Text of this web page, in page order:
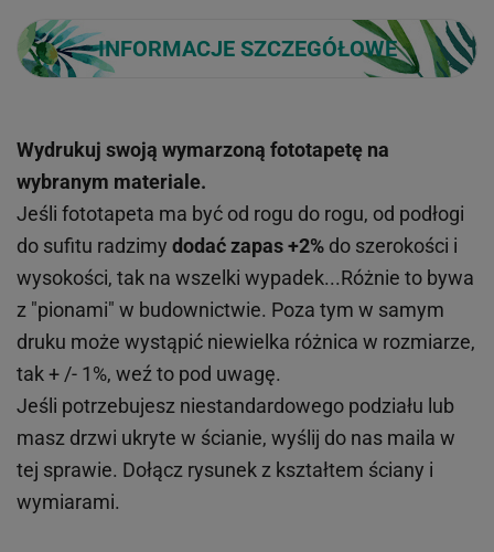
INFORMACJE SZCZEGÓŁOWE
Wydrukuj swoją wymarzoną fototapetę na
wybranym materiale.
Jeśli fototapeta ma być od rogu do rogu, od podłogi
do sufitu radzimy dodać zapas +2% do szerokości i
wysokości, tak na wszelki wypadek...Różnie to bywa
z "pionami" w budownictwie. Poza tym w samym
druku może wystąpić niewielka różnica w rozmiarze,
tak + /- 1%, weź to pod uwagę.
Jeśli potrzebujesz niestandardowego podziału lub
masz drzwi ukryte w ścianie, wyślij do nas maila w
tej sprawie. Dołącz rysunek z kształtem ściany i
wymiarami.